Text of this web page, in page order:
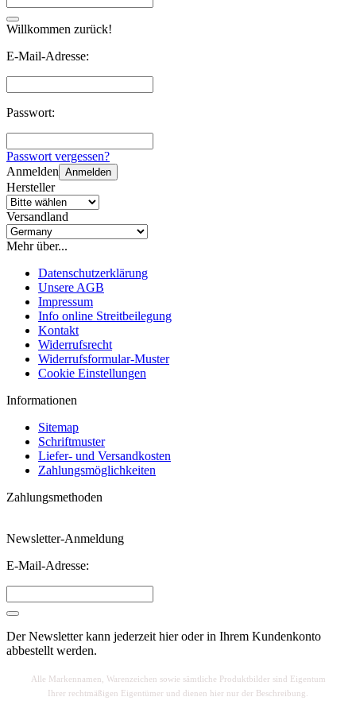
Willkommen zurück!
E-Mail-Adresse:
Passwort:
Passwort vergessen?
Anmelden Anmelden
Hersteller
Versandland
Mehr über...
Datenschutzerklärung
Unsere AGB
Impressum
Info online Streitbeilegung
Kontakt
Widerrufsrecht
Widerrufsformular-Muster
Cookie Einstellungen
Informationen
Sitemap
Schriftmuster
Liefer- und Versandkosten
Zahlungsmöglichkeiten
Zahlungsmethoden
Newsletter-Anmeldung
E-Mail-Adresse:
Der Newsletter kann jederzeit hier oder in Ihrem Kundenkonto
abbestellt werden.
Alle Markennamen, Warenzeichen sowie sämtliche Produktbilder sind Eigentum
Ihrer rechtmäßigen Eigentümer und dienen hier nur der Beschreibung.